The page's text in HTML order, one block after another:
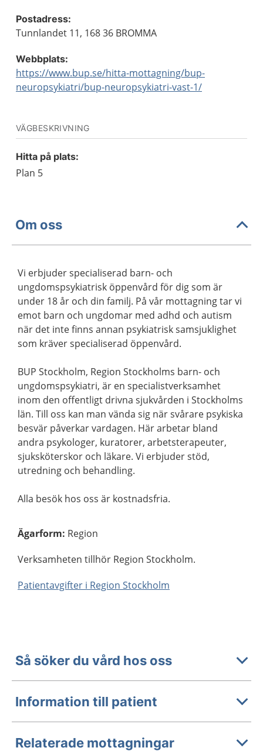
Postadress:
Tunnlandet 11, 168 36 BROMMA
Webbplats:
https://www.bup.se/hitta-mottagning/bup-
neuropsykiatri/bup-neuropsykiatri-vast-1/
VÄGBESKRIVNING
Hitta på plats:
Plan 5
Om oss
Vi erbjuder specialiserad barn- och
ungdomspsykiatrisk öppenvård för dig som är
under 18 år och din familj. På vår mottagning tar vi
emot barn och ungdomar med adhd och autism
när det inte finns annan psykiatrisk samsjuklighet
som kräver specialiserad öppenvård.
BUP Stockholm, Region Stockholms barn- och
ungdomspsykiatri, är en specialistverksamhet
inom den offentligt drivna sjukvården i Stockholms
län. Till oss kan man vända sig när svårare psykiska
besvär påverkar vardagen. Här arbetar bland
andra psykologer, kuratorer, arbetsterapeuter,
sjuksköterskor och läkare. Vi erbjuder stöd,
utredning och behandling.
Alla besök hos oss är kostnadsfria.
Ägarform: Region
Verksamheten tillhör Region Stockholm.
Patientavgifter i Region Stockholm
Så söker du vård hos oss
Information till patient
Relaterade mottagningar